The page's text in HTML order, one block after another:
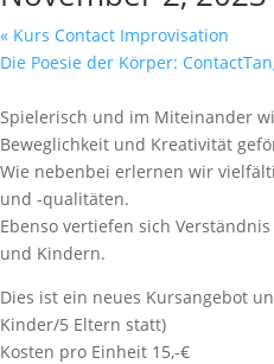
« Kurs Contact Improvisation
Die Poesie der Körper:
Spielerisch und im Miteinander
Beweglichkeit und Kreativität
Wie nebenbei erlernen wir
und -qualitäten.
Ebenso vertiefen sich
und Kindern.
Dies ist ein neues Kursangebot
Kinder/5 Eltern statt)
Kosten pro Einheit 15,-€